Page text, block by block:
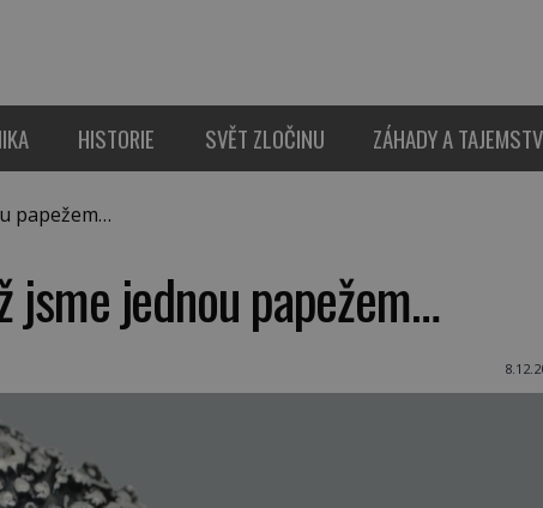
HISTORIE SVĚT ZLOČINU ZÁHADY A
papežem…
jsme jednou papežem…